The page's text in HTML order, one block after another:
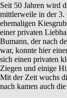
Seit 50 Jahren wird
mittlerweile in der 3.
ehemaligen
einer privaten
Bumann, der nach
war, konnte hier
sich einen privaten
Ziegen und einige
Mit der Zeit wuchs
nach kamen auch